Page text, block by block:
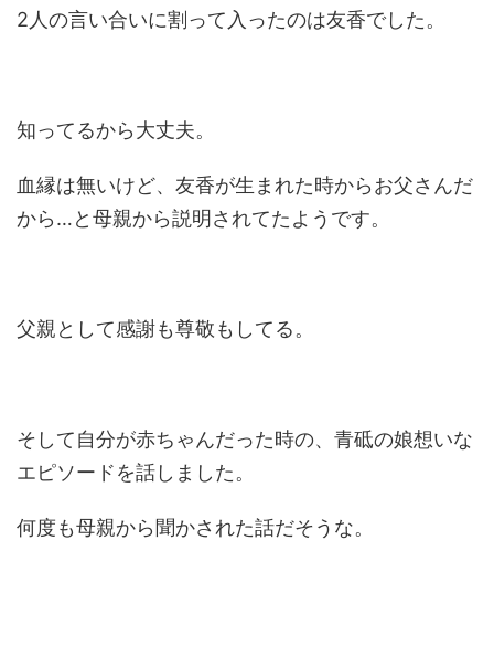
2人の言い合いに割って入ったのは友香でした。
知ってるから大丈夫。
血縁は無いけど、友香が生まれた時からお父さんだ
から…と母親から説明されてたようです。
父親として感謝も尊敬もしてる。
そして自分が赤ちゃんだった時の、青砥の娘想いな
エピソードを話しました。
何度も母親から聞かされた話だそうな。